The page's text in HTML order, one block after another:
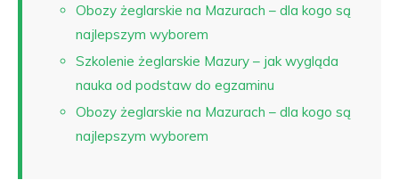
Obozy żeglarskie na Mazurach – dla kogo są
najlepszym wyborem
Szkolenie żeglarskie Mazury – jak wygląda
nauka od podstaw do egzaminu
Obozy żeglarskie na Mazurach – dla kogo są
najlepszym wyborem